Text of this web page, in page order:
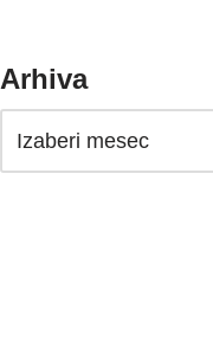
Arhiva